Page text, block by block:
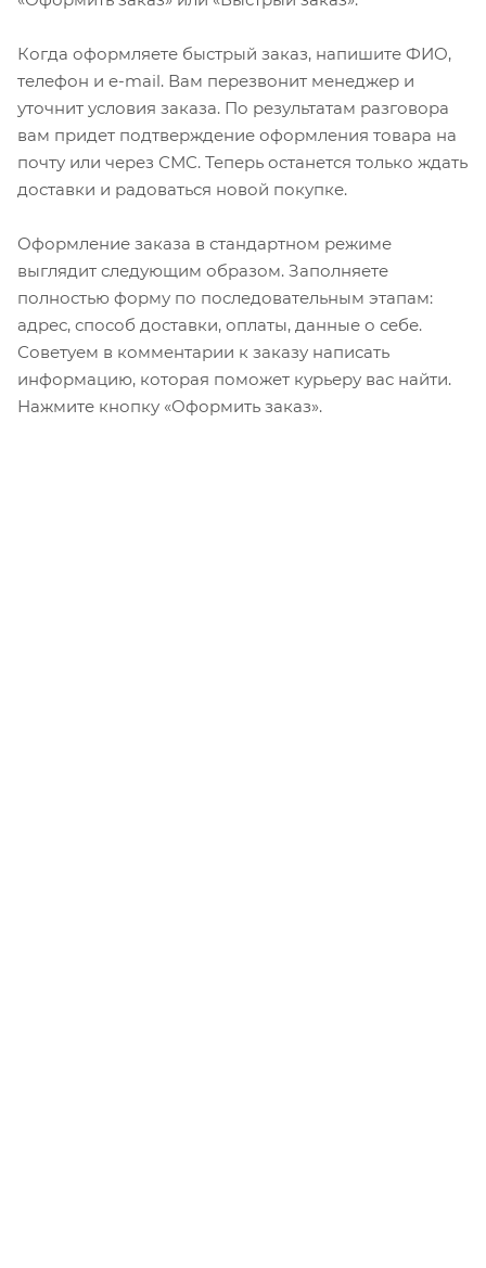
Когда оформляете быстрый заказ, напишите ФИО,
телефон и e-mail. Вам перезвонит менеджер и
уточнит условия заказа. По результатам разговора
вам придет подтверждение оформления товара на
почту или через СМС. Теперь останется только ждать
доставки и радоваться новой покупке.
Оформление заказа в стандартном режиме
выглядит следующим образом. Заполняете
полностью форму по последовательным этапам:
адрес, способ доставки, оплаты, данные о себе.
Советуем в комментарии к заказу написать
информацию, которая поможет курьеру вас найти.
Нажмите кнопку «Оформить заказ».